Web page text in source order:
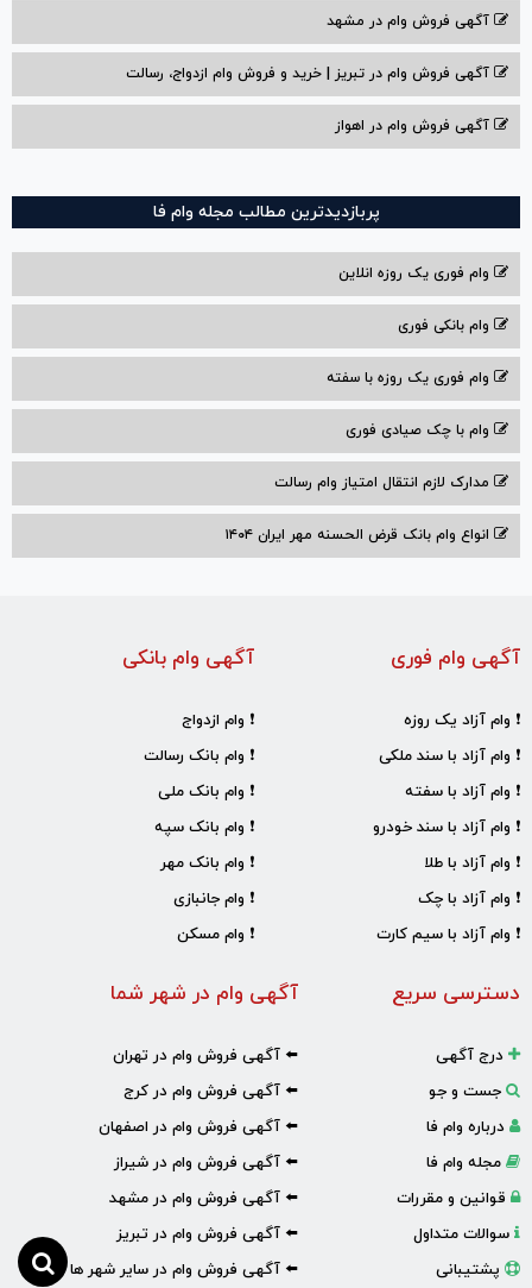
آگهی فروش وام در مشهد
آگهی فروش وام در تبریز | خرید و فروش وام ازدواج، رسالت
آگهی فروش وام در اهواز
پربازدیدترین مطالب مجله وام فا
وام فوری یک روزه انلاین
وام بانکی فوری
وام فوری یک روزه با سفته
وام با‌ چک صیادی‌ فوری
مدارک لازم انتقال امتیاز وام رسالت
انواع وام بانک قرض الحسنه مهر ایران ۱۴۰۴
آگهی وام بانکی
❗ وام ازدواج
❗ وام بانک رسالت
❗ وام بانک ملی
❗ وام بانک سپه
❗ وام بانک مهر
❗ وام جانبازی
❗ وام مسکن
آگهی وام فوری
❗ وام آزاد یک روزه
❗ وام آزاد با سند ملکی
❗ وام آزاد با سفته
❗ وام آزاد با سند خودرو
❗ وام آزاد با طلا
❗ وام آزاد با چک
❗ وام آزاد با سیم کارت
آگهی وام در شهر شما
⬅️ آگهی فروش وام در تهران
⬅️ آگهی فروش وام در کرج
⬅️ آگهی فروش وام در اصفهان
⬅️ آگهی فروش وام در شیراز
⬅️ آگهی فروش وام در مشهد
⬅️ آگهی فروش وام در تبریز
⬅️ آگهی فروش وام در سایر شهر ها
دسترسی سریع
درج آگهی
جست و جو
درباره وام فا
مجله وام فا
قوانین و مقررات
سوالات متداول
پشتیبانی